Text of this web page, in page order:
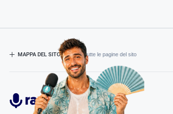
MAPPA DEL SITO- Esplora tutte le pagine del sito
Radiospeaker.it